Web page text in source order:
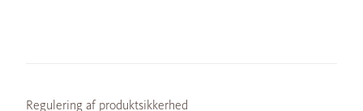
Regulering af produktsikkerhed